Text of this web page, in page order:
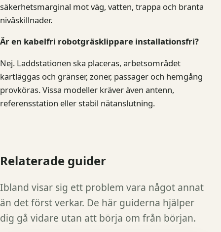
säkerhetsmarginal mot väg, vatten, trappa och branta
nivåskillnader.
Är en kabelfri robotgräsklippare installationsfri?
Nej. Laddstationen ska placeras, arbetsområdet
kartläggas och gränser, zoner, passager och hemgång
provköras. Vissa modeller kräver även antenn,
referensstation eller stabil nätanslutning.
Relaterade guider
Ibland visar sig ett problem vara något annat
än det först verkar. De här guiderna hjälper
dig gå vidare utan att börja om från början.